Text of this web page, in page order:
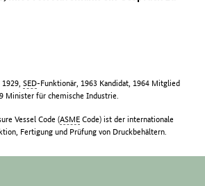
1929,SED-Funktionär, 1963 Kandidat, 1964 Mitglied
Minister für chemische Industrie.
Vessel Code (ASME Code) ist der internationale
Fertigung und Prüfung von Druckbehältern.